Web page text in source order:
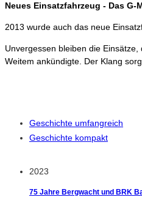
Neues Einsatzfahrzeug - Das G-
2013 wurde auch das neue
Unvergessen bleiben die
Weitem ankündigte. Der Klang
Geschichte umfangreich
Geschichte kompakt
2023
75 Jahre Bergwacht und BRK